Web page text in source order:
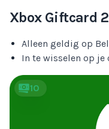
Xbox Giftcard
Alleen geldig op
In te wisselen op je
10